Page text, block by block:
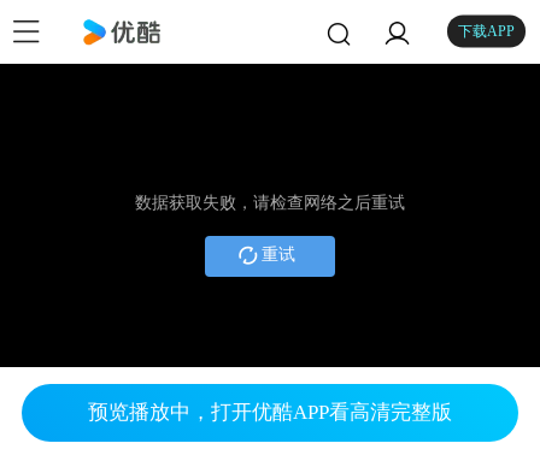
下载APP
数据获取失败，请检查网络之后重试
重试
预览播放中，打开优酷APP看高清完整版